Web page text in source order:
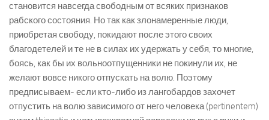
становится навсегда свободным от всяких признаков
рабского состояния. Но так как злонамеренные люди,
приобретая свободу, покидают после этого своих
благодетелей и те не в силах их удержать у себя, то многие,
боясь, как бы их вольноотпущенники не покинули их, не
желают вовсе никого отпускать на волю. Поэтому
предписываем- если кто-либо из лангобардов захочет
отпустить на волю зависимого от него человека (pertinentem)